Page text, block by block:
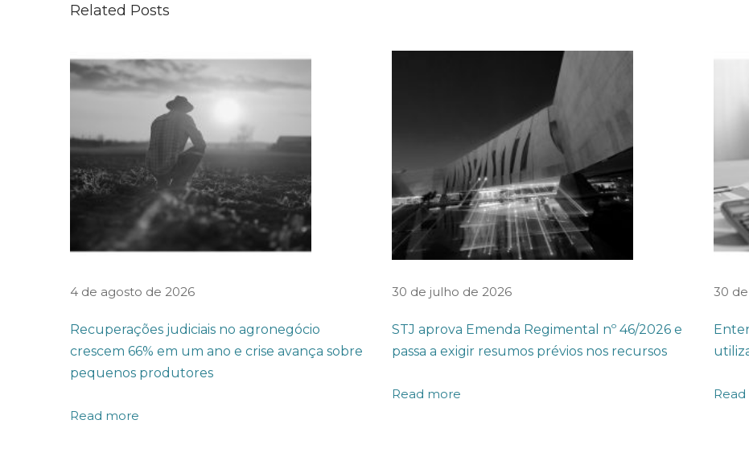
v
r
d
d
T
a
a
o
P
Related Posts
4 de agosto de 2026
Recuperações judiciais no agronegócio
crescem 66% em um ano e crise avança sobre
pequenos produtores
Read more
30 de julho de 2026
STJ aprova Emenda Regimental nº 46/2026 e
passa a exigir resumos prévios nos recursos
Read more
30